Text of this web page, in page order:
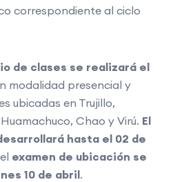
correspondiente al ciclo
de clases se realizará el
modalidad presencial y
ubicadas en Trujillo,
Chao y Virú. El
hasta el 02 de
examen de ubicación se
10 de abril.